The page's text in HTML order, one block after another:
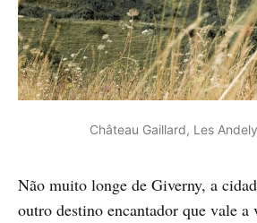
Château Gaillard, Les
Não muito longe de Giverny, a
outro destino encantador que vale